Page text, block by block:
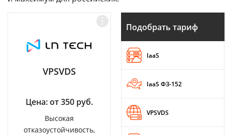
VPSVDS
Цена: от 350 руб.
Высокая
отказоустойчивость,
Подобрать тариф
IaaS
IaaS ФЗ-152
VPSVDS